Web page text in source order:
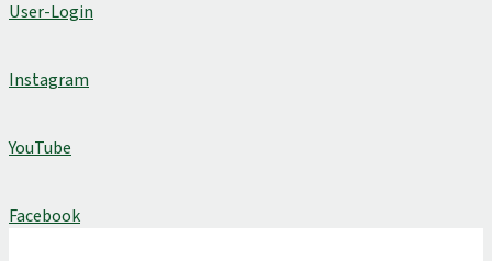
User-Login
Instagram
YouTube
Facebook